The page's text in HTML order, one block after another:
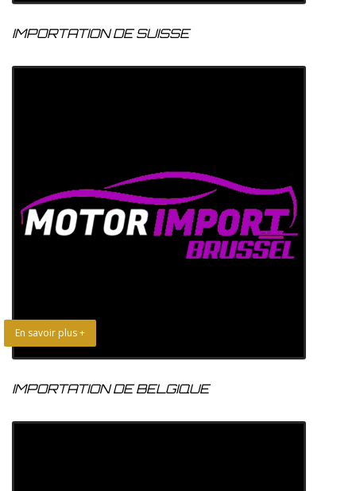
IMPORTATION DE SUISSE
En savoir plus +
IMPORTATION DE BELGIQUE